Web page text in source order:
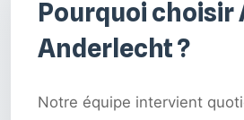
Pourquoi choisir
Anderlecht ?
Notre équipe intervient